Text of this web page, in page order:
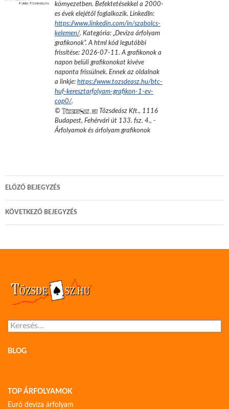
környezetben. Befektetésekkel a 2000-
es évek elejétől foglalkozik. LinkedIn:
https://www.linkedin.com/in/szabolcs-
kelemen/. Kategória: „Deviza árfolyam
grafikonok”.A html kód legutóbbi
frissítése: 2026-07-11. A grafikonok a
napon belüli grafikonokat kivéve
naponta frissülnek. Ennek az oldalnak
a linkje: https://www.tozsdeasz.hu/btc-
huf-keresztarfolyam-grafikon-1-ev-
cop0/.
©
Tőzsdeász Kft., 1116
Budapest, Fehérvári út 133. fsz. 4., -
Árfolyamok és árfolyam grafikonok
Bejegyzés
navigáció
ELŐZŐ BEJEGYZÉS
KÖVETKEZŐ BEJEGYZÉS
Keresés:
BLOG
TOP ÁRFOLYAMOK
Euró deviza árfolyam